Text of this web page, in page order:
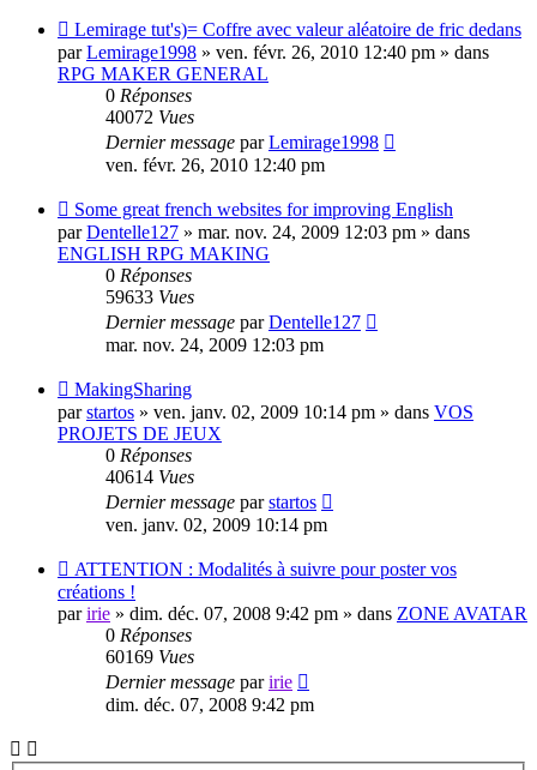
Nouveau
message
Lemirage tut's)= Coffre avec valeur aléatoire de fric dedans
parLemirage1998 » ven. févr. 26, 2010 12:40 pm » dans
RPG MAKER GENERAL
0 Réponses
40072 Vues
Dernier message parLemirage1998
ven. févr. 26, 2010 12:40 pm
Nouveau
message
Some great french websites for improving English
parDentelle127 » mar. nov. 24, 2009 12:03 pm » dans
ENGLISH RPG MAKING
0 Réponses
59633 Vues
Dernier message parDentelle127
mar. nov. 24, 2009 12:03 pm
Nouveau
message
MakingSharing
parstartos » ven. janv. 02, 2009 10:14 pm » dans VOS
PROJETS DE JEUX
0 Réponses
40614 Vues
Dernier message parstartos
ven. janv. 02, 2009 10:14 pm
Nouveau
message
ATTENTION : Modalités à suivre pour poster vos
créations !
paririe » dim. déc. 07, 2008 9:42 pm » dans ZONE AVATAR
0 Réponses
60169 Vues
Dernier message paririe
dim. déc. 07, 2008 9:42 pm